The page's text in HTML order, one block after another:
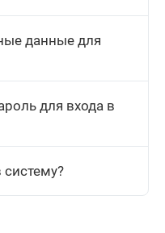
данные для
для входа в